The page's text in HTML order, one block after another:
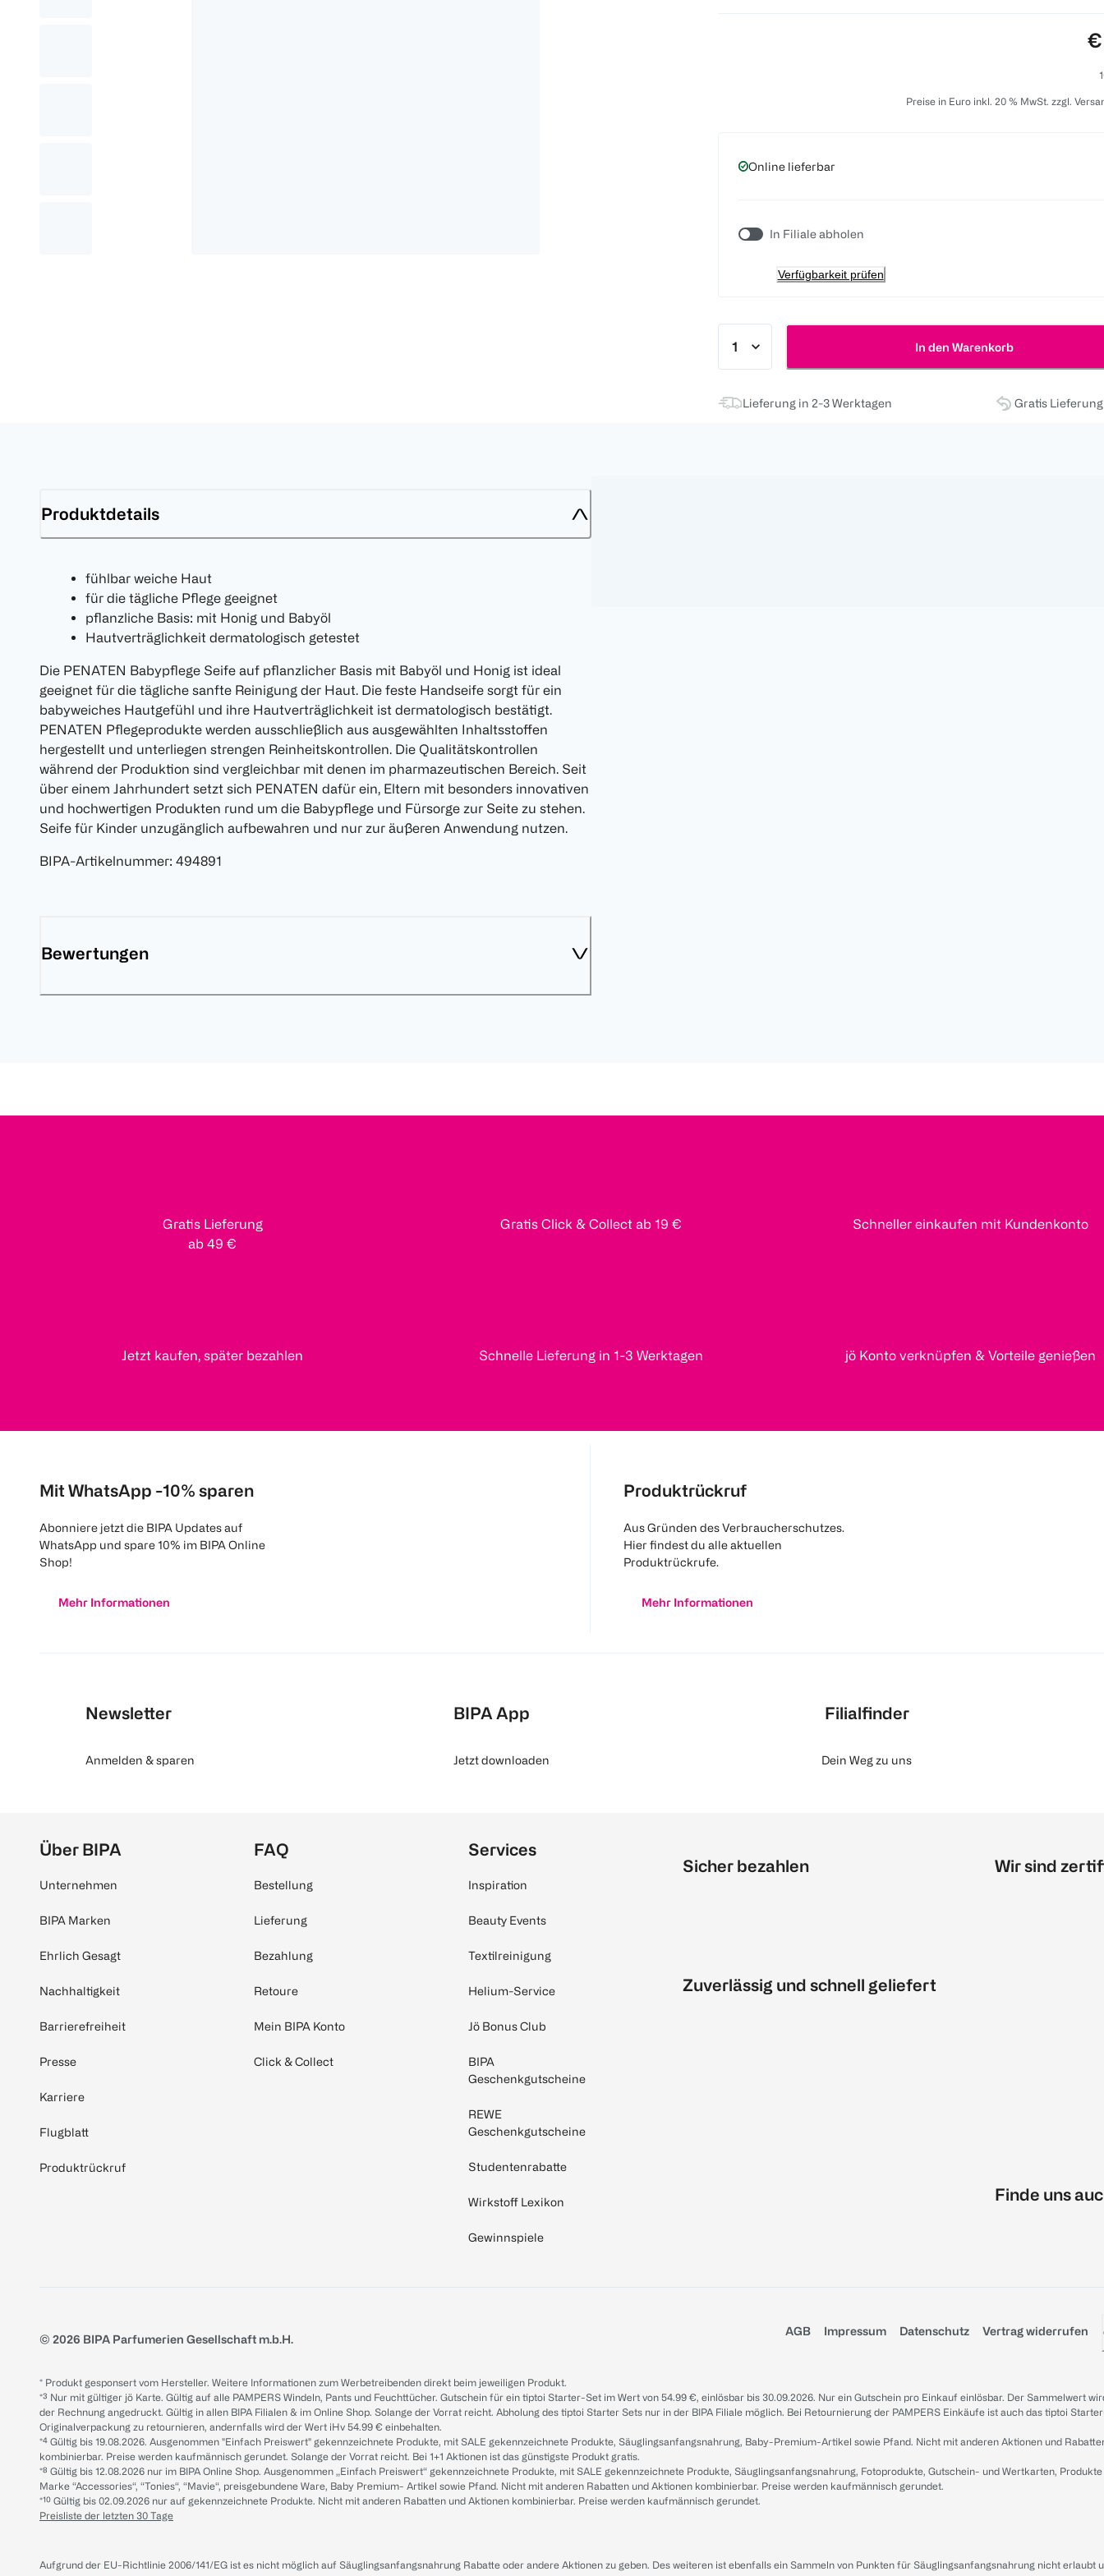
€
Preise in Euro inkl. 20 % MwSt. zzgl.
Online lieferbar
In Filiale abholen
Verfügbarkeit prüfen
In den Warenkorb
Lieferung in 2-3 Werktagen Gratis
Produktdetails
fühlbar weiche Haut
für die tägliche Pflege geeignet
pflanzliche Basis: mit Honig und Babyöl
Hautverträglichkeit dermatologisch getestet
Die PENATEN Babypflege Seife auf pflanzlicher Basis mit Babyöl und Honig ist ideal
geeignet für die tägliche sanfte Reinigung der Haut. Die feste Handseife sorgt für ein
babyweiches Hautgefühl und ihre Hautverträglichkeit ist dermatologisch bestätigt.
PENATEN Pflegeprodukte werden ausschließlich aus ausgewählten Inhaltsstoffen
hergestellt und unterliegen strengen Reinheitskontrollen. Die Qualitätskontrollen
während der Produktion sind vergleichbar mit denen im pharmazeutischen Bereich. Seit
über einem Jahrhundert setzt sich PENATEN dafür ein, Eltern mit besonders innovativen
und hochwertigen Produkten rund um die Babypflege und Fürsorge zur Seite zu stehen.
Seife für Kinder unzugänglich aufbewahren und nur zur äußeren Anwendung nutzen.
BIPA-Artikelnummer: 494891
Bewertungen
Gratis Lieferung
ab 49 €
Gratis Click & Collect ab 19 € Schneller einkaufen mit Kundenkonto
Jetzt kaufen, später bezahlen Schnelle Lieferung in 1-3 Werktagen jö Konto verknüpfen & Vorteile genießen
Mit WhatsApp -10% sparen
Abonniere jetzt die BIPA Updates auf
WhatsApp und spare 10% im BIPA Online
Shop!
Mehr Informationen
Produktrückruf
Aus Gründen des Verbraucherschutzes.
Hier findest du alle aktuellen
Produktrückrufe.
Mehr Informationen
Newsletter
Anmelden & sparen
BIPA App
Jetzt downloaden
Filialfinder
Dein Weg zu uns
Über BIPA
Unternehmen
BIPA Marken
Ehrlich Gesagt
Nachhaltigkeit
Barrierefreiheit
Presse
Karriere
Flugblatt
Produktrückruf
FAQ
Bestellung
Lieferung
Bezahlung
Retoure
Mein BIPA Konto
Click & Collect
Services
Inspiration
Beauty Events
Textilreinigung
Helium-Service
Jö Bonus Club
BIPA
Geschenkgutscheine
REWE
Geschenkgutscheine
Studentenrabatte
Wirkstoff Lexikon
Gewinnspiele
Sicher bezahlen
Zuverlässig und schnell geliefert
Wir sind
Finde uns
© 2026 BIPA Parfumerien Gesellschaft m.b.H.
AGB Impressum Datenschutz Vertrag widerrufen
* Produkt gesponsert vom Hersteller. Weitere Informationen zum Werbetreibenden direkt beim jeweiligen Produkt.
*³ Nur mit gültiger jö Karte. Gültig auf alle PAMPERS Windeln, Pants und Feuchttücher. Gutschein für ein tiptoi Starter-Set im Wert von 54.99 €, einlösbar bis 30.09.2026. Nur ein Gutschein pro Einkauf einlösbar. Der Sammelwert
der Rechnung angedruckt. Gültig in allen BIPA Filialen & im Online Shop. Solange der Vorrat reicht. Abholung des tiptoi Starter Sets nur in der BIPA Filiale möglich. Bei Retournierung der PAMPERS Einkäufe ist auch das tiptoi
Originalverpackung zu retournieren, andernfalls wird der Wert iHv 54.99 € einbehalten.
*⁴ Gültig bis 19.08.2026. Ausgenommen "Einfach Preiswert" gekennzeichnete Produkte, mit SALE gekennzeichnete Produkte, Säuglingsanfangsnahrung, Baby-Premium-Artikel sowie Pfand. Nicht mit anderen Aktionen und
kombinierbar. Preise werden kaufmännisch gerundet. Solange der Vorrat reicht. Bei 1+1 Aktionen ist das günstigste Produkt gratis.
*⁸ Gültig bis 12.08.2026 nur im BIPA Online Shop. Ausgenommen „Einfach Preiswert“ gekennzeichnete Produkte, mit SALE gekennzeichnete Produkte, Säuglingsanfangsnahrung, Fotoprodukte, Gutschein- und Wertkarten,
Marke “Accessories“, “Tonies“, “Mavie“, preisgebundene Ware, Baby Premium- Artikel sowie Pfand. Nicht mit anderen Rabatten und Aktionen kombinierbar. Preise werden kaufmännisch gerundet.
*¹⁰ Gültig bis 02.09.2026 nur auf gekennzeichnete Produkte. Nicht mit anderen Rabatten und Aktionen kombinierbar. Preise werden kaufmännisch gerundet.
Preisliste der letzten 30 Tage
Aufgrund der EU-Richtlinie 2006/141/EG ist es nicht möglich auf Säuglingsanfangsnahrung Rabatte oder andere Aktionen zu geben. Des weiteren ist ebenfalls ein Sammeln von Punkten für Säuglingsanfangsnahrung nicht erlaubt